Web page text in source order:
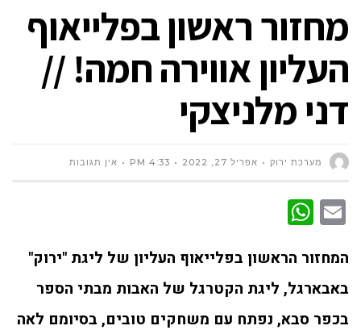
מחזור ראשון בפלייאוף
העליון אווירה חמה! //
דני מלניצקי
מערכת ירוק אפריל 27, 2022 4:33 PM אין תגובות
Email
המחזור הראשון בפלייאוף העליון של ליגת "ירוק"
באבארגל, ליגת הקטרגל של האבות מבתי הספר
בכפר סבא, נפתח עם משחקים טובים, בסיומם לאה